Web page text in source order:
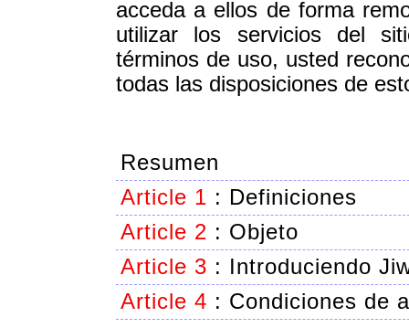
acceda a ellos de forma
utilizar los servicios del
términos de uso, usted
todas las disposiciones de
Resumen
Article 1 : Definiciones
Article 2 : Objeto
Article 3 : Introduciendo
Article 4 : Condiciones de